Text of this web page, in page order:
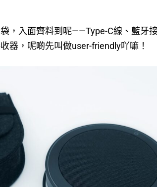
，入面齊料到呢——Type-C線、藍牙
器，呢啲先叫做user-friendly吖嘛！